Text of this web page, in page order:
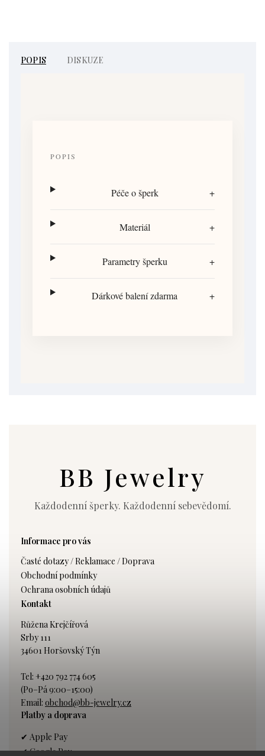
POPIS DISKUZE
POPIS
Péče o šperk +
Materiál +
Parametry šperku +
Dárkové balení zdarma +
BB Jewelry
Každodenní šperky. Každodenní sebevědomí.
Informace pro vás
Časté dotazy / Reklamace / Doprava
Obchodní podmínky
Ochrana osobních údajů
Kontakt
Růžena Krejčířová
Srby 111
34601 Horšovský Týn
Tel: +420 792 774 605
(Po–Pá 9:00–15:00)
Email: obchod@bb-jewelry.cz
Platby a doprava
✔ Apple Pay
✔ Google Pay